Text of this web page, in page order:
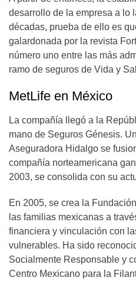
desarrollo de la empresa a lo
décadas, prueba de ello es
galardonada por la revista
número uno entre las más
ramo de seguros de Vida y
MetLife en México
La compañía llegó a la
mano de Seguros Génesis.
Aseguradora Hidalgo se
compañía norteamericana
2003, se consolida con su
En 2005, se crea la
las familias mexicanas a
financiera y vinculación con
vulnerables. Ha sido
Socialmente Responsable y
Centro Mexicano para la